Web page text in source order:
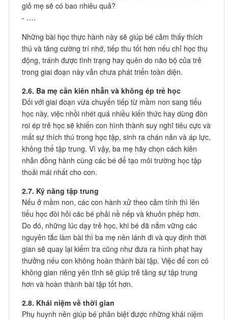
giỏ mẹ sẽ có bao nhiêu quả?
- ….
Những bài học thực hành này sẽ giúp bé cảm thấy thích
thú và tăng cường trí nhớ, tiếp thu tốt hơn nếu chỉ học thụ
động, tránh được tình trạng hay quên do não bộ của trẻ
trong giai đoạn này vẫn chưa phát triển toàn diện.
2.6. Ba mẹ cần kiên nhẫn và không ép trẻ học
Đối với giai đoạn vừa chuyển tiếp từ mầm non sang tiểu
học này, việc nhồi nhét quá nhiều kiến thức hay dùng đòn
roi ép trẻ học sẽ khiến con hình thành suy nghĩ tiêu cực và
mất sự thích thú trong học tập, sinh ra chán nản và áp lực,
không thể tập trung. Vì vậy, ba mẹ hãy chọn cách kiên
nhẫn đồng hành cùng các bé để tạo môi trường học tập
thoải mái nhất cho con.
2.7. Kỹ năng tập trung
Nếu ở mầm non, các con hành xử theo cảm tính thì lên
tiểu học đòi hỏi các bé phải nề nếp và khuôn phép hơn.
Do đó, những lúc dạy trẻ học, khi bé đã nắm vững các
nguyên tắc làm bài thì ba mẹ nên lánh đi và quy định thời
gian sẽ quay lại kiểm tra cũng như đưa ra hình phạt hay
thưởng nếu con không hoàn thành bài tập. Việc để con có
không gian riêng yên tĩnh sẽ giúp trẻ tăng sự tập trung
hơn và hoàn thành bài tập tốt hơn.
2.8. Khái niệm về thời gian
Phụ huynh nên giúp bé phân biệt được những khái niệm